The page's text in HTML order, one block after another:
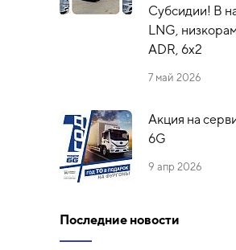
Субсидии! В
LNG,
ADR, 6x2
7 май 2026
Акция на
6G
9 апр 2026
Последние новости